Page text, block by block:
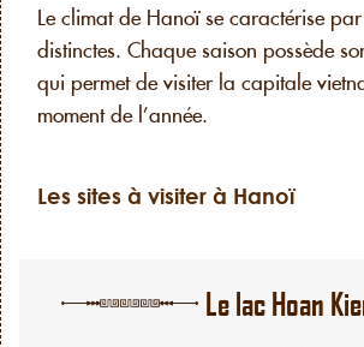
Le climat de Hanoï se caractérise
distinctes. Chaque saison possède
qui permet de visiter la capitale
moment de l’année.
Les sites à visiter à Hanoï
Le lac Hoan